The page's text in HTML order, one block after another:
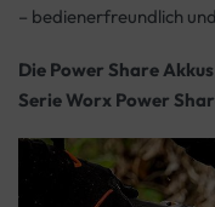
– bedienerfreundlich
Die Power Share
Serie Worx Power